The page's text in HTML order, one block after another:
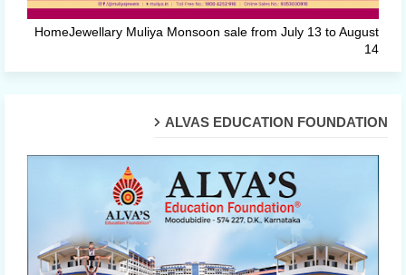
HomeJewellary Muliya Monsoon sale from July 13 to August
14
ALVAS EDUCATION FOUNDATION